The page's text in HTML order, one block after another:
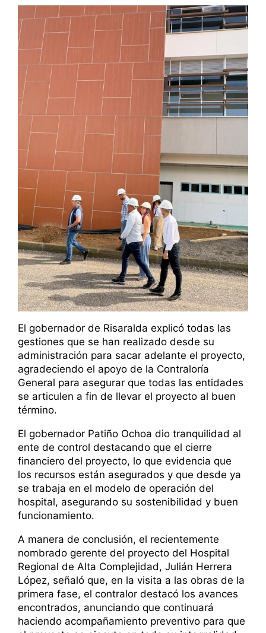
El gobernador de Risaralda explicó todas las
gestiones que se han realizado desde su
administración para sacar adelante el proyecto,
agradeciendo el apoyo de la Contraloría
General para asegurar que todas las entidades
se articulen a fin de llevar el proyecto al buen
término.
El gobernador Patiño Ochoa dio tranquilidad al
ente de control destacando que el cierre
financiero del proyecto, lo que evidencia que
los recursos están asegurados y que desde ya
se trabaja en el modelo de operación del
hospital, asegurando su sostenibilidad y buen
funcionamiento.
A manera de conclusión, el recientemente
nombrado gerente del proyecto del Hospital
Regional de Alta Complejidad, Julián Herrera
López, señaló que, en la visita a las obras de la
primera fase, el contralor destacó los avances
encontrados, anunciando que continuará
haciendo acompañamiento preventivo para que